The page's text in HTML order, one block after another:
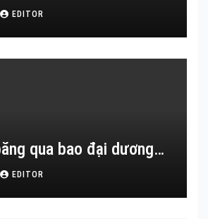
EDITOR
qua bao đại dương…
EDITOR